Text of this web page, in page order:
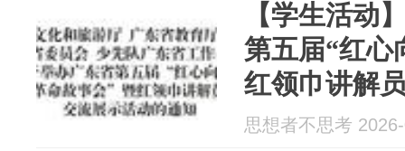
【学生活动
第五届“红心
红领巾讲解
始！9月30日
思想者不思考